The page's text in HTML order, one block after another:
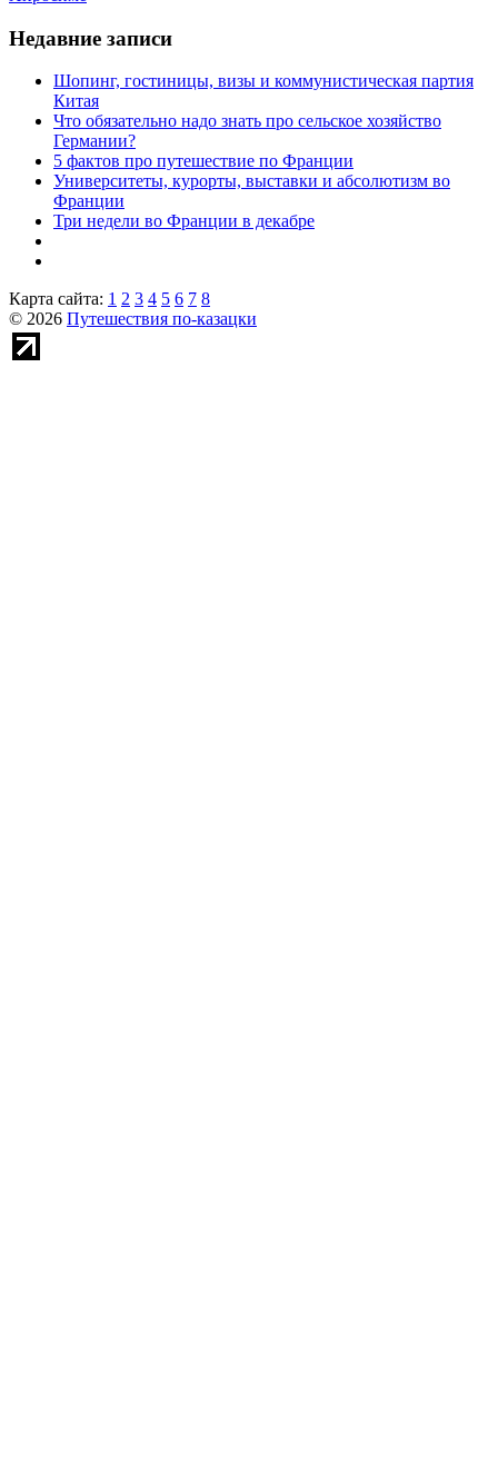
Недавние записи
Шопинг, гостиницы, визы и коммунистическая партия
Китая
Что обязательно надо знать про сельское хозяйство
Германии?
5 фактов про путешествие по Франции
Университеты, курорты, выставки и абсолютизм во
Франции
Три недели во Франции в декабре
Карта сайта: 1 2 3 4 5 6 7 8
© 2026 Путешествия по-казацки